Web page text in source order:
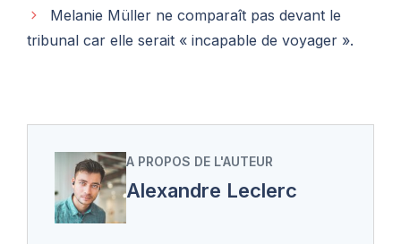
Melanie Müller ne comparaît pas devant le
tribunal car elle serait « incapable de voyager ».
A PROPOS DE L'AUTEUR
Alexandre Leclerc